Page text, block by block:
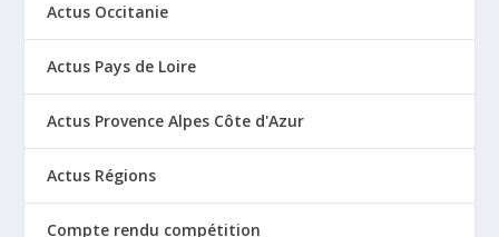
Actus Occitanie
Actus Pays de Loire
Actus Provence Alpes Côte d'Azur
Actus Régions
Compte rendu compétition